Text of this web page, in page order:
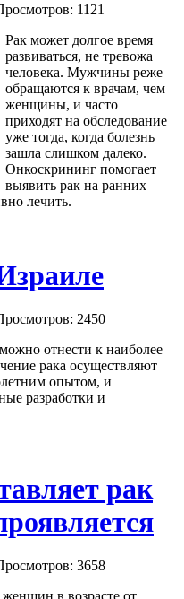
1121
Рак может долгое время
развиваться, не тревожа
человека. Мужчины реже
обращаются к врачам, чем
женщины, и часто
приходят на обследование
уже тогда, когда болезнь
зашла слишком далеко.
Онкоскрининг помогает
выявить рак на ранних
лечить.
2450
отнести к наиболее
рака осуществляют
опытом, и
разработки и
рак
3658